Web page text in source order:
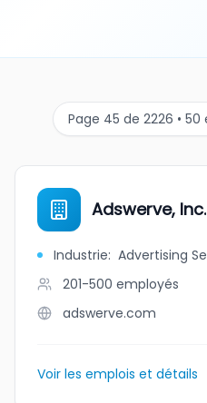
Page 45 de 2226 •
Adswerve, Inc.
Industrie: Advertising
201-500 employés
adswerve.com
Voir les emplois et détails